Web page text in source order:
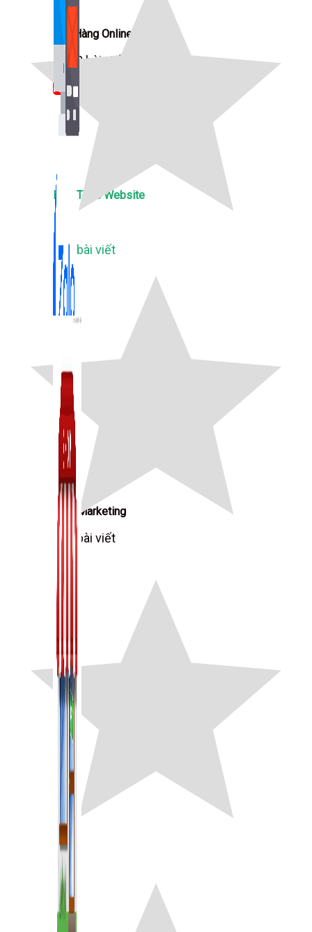
Bán Hàng Online
2,632 bài viết
New
Zalo Marketing
104 bài viết
New
Kiến Thức Website
309 bài viết